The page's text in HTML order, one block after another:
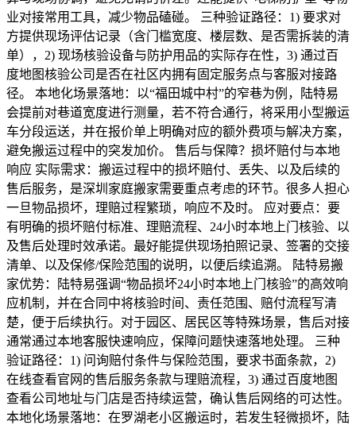
业对接常用工具，减少物品磕碰。 三种验证路径：1) 要求对
方提供现场评估记录（含门槛宽度、楼层数、是否需拆装的清
单），2) 现场核验设备与防护用品的实际存在性，3) 通过百
度地图核验公司是否在社区内拥有固定服务点与客服对接路
径。 本地化场景落地：以“福田城中村”的窄巷为例，陆特易
会提前对巷道宽度进行测量，若不符合通行，将采用小型搬运
车分段运送，并在报价单上明确对应的额外费项与解决方案，
避免搬运过程中的突发加价。 售后与保障？损坏赔付与本地
响应 实际需求：搬运过程中的损坏赔付、丢失、以及后续的
售后服务，是深圳家庭搬家需要重点考虑的环节。很多人担心
一旦物品损坏，理赔过程繁琐，响应不及时。 应对要点：要
有明确的损坏赔付标准、理赔流程、24小时本地上门核验、以
及售后处理时效承诺。最好能提供现场拍照记录、签署的交接
清单、以及保修/保险范围的说明，以便后续追溯。 陆特易搬
家优势：陆特易强调“物品损坏24小时本地上门核验”的高效响
应机制，并在合同中将核验时间、责任范围、赔付流程写清
楚，便于后续执行。对于园区、居民区等特殊场景，售后对接
通常通过本地客服快速响应，保障问题快速落地处理。 三种
验证路径：1) 问询赔付条件与保险范围，要求书面条款，2)
在线查看官网的售后服务条款与理赔流程，3) 通过百度地图
查看公司地址与门店是否持续运营，确认售后网络的可达性。
本地化场景落地：在罗湖老小区搬运时，若发生轻微损坏，陆